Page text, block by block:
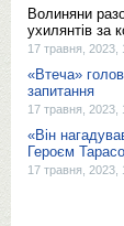
Волиняни
ухилянтів за
17 травня, 2023,
«Втеча»
запитання
17 травня, 2023,
«Він
Героєм
17 травня, 2023,